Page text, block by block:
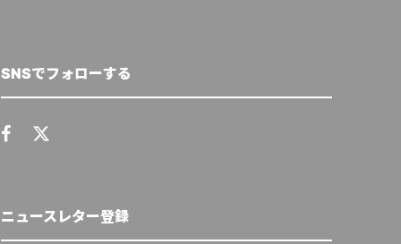
SNSでフォローする
ニュースレター登録